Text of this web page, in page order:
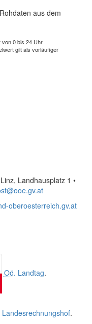
aus dem
von 0 bis 24 Uhr
gilt als vorläufiger
Landhausplatz 1 •
oberoesterreich.gv.at
Oö. Landtag.
Landesrechnungshof.